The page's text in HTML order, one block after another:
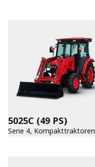
5025C (49 PS)
Serie 4, Kompakttraktoren